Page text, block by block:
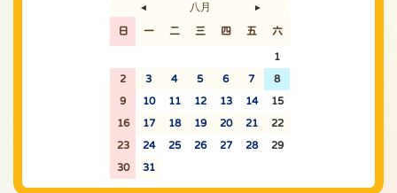
◄ 八月 ►
日 一 二 三 四 五 六
1
2 3 4 5 6 7 8
9 10 11 12 13 14 15
16 17 18 19 20 21 22
23 24 25 26 27 28 29
30 31